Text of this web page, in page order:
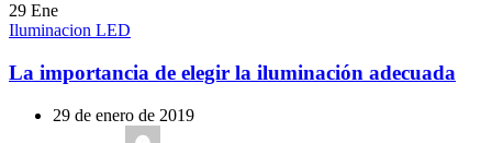
29 Ene
Iluminacion LED
La importancia de elegir la iluminación adecuada
29 de enero de 2019